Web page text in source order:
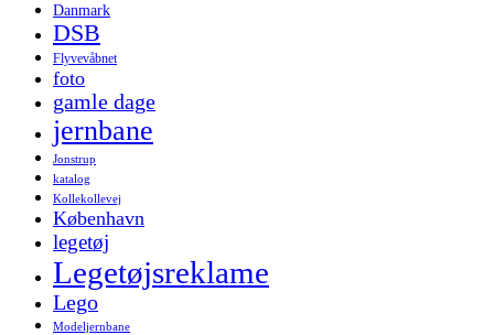
Danmark
DSB
Flyvevåbnet
foto
gamle dage
jernbane
Jonstrup
katalog
Kollekollevej
København
legetøj
Legetøjsreklame
Lego
Modeljernbane